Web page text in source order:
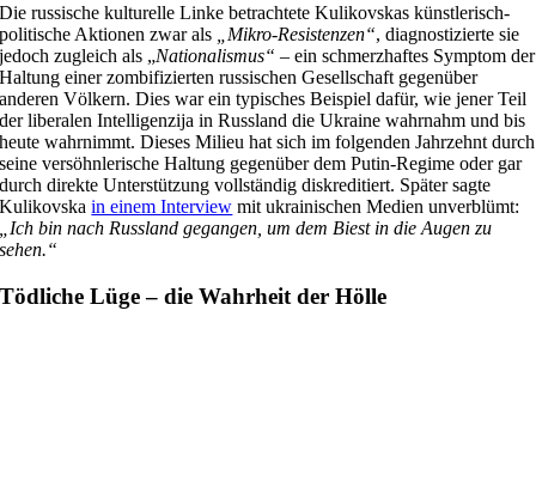
Die russische kulturelle Linke betrachtete Kulikovskas künstlerisch-
politische Aktionen zwar als
„Mikro-Resistenzen“, diagnostizierte sie
jedoch zugleich als „Nationalismus“ – ein schmerzhaftes Symptom der
Haltung einer zombifizierten russischen Gesellschaft gegenüber
anderen Völkern. Dies war ein typisches Beispiel dafür, wie jener Teil
der liberalen Intelligenzija in Russland die Ukraine wahrnahm und bis
heute wahrnimmt. Dieses Milieu hat sich im folgenden Jahrzehnt durch
seine versöhnlerische Haltung gegenüber dem Putin-Regime oder gar
durch direkte Unterstützung vollständig diskreditiert. Später sagte
Kulikovskain einem Interview mit ukrainischen Medien unverblümt:
„Ich bin nach Russland gegangen, um dem Biest in die Augen zu
sehen.“
Tödliche Lüge – die Wahrheit der Hölle